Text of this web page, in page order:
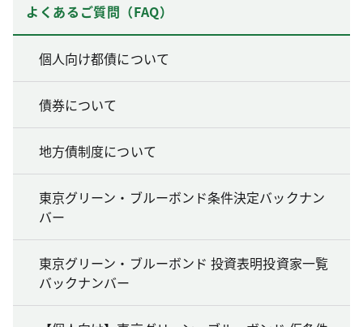
よくあるご質問（FAQ）
個人向け都債について
債券について
地方債制度について
東京グリーン・ブルーボンド条件決定バックナン
バー
東京グリーン・ブルーボンド 投資表明投資家一覧
バックナンバー